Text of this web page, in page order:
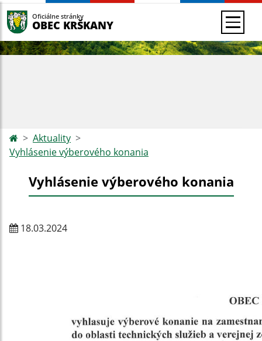
Oficiálne stránky
OBEC KRŠKANY
Aktuality
Vyhlásenie výberového konania
Vyhlásenie výberového konania
18.03.2024